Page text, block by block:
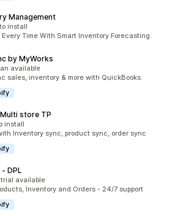
Management
install
Every Time With Smart Inventory Forecasting.
by MyWorks
available
sales, inventory & more with QuickBooks.
store TP
install
Inventory sync, product sync, order sync
DPL
trial available
Inventory and Orders - 24/7 support